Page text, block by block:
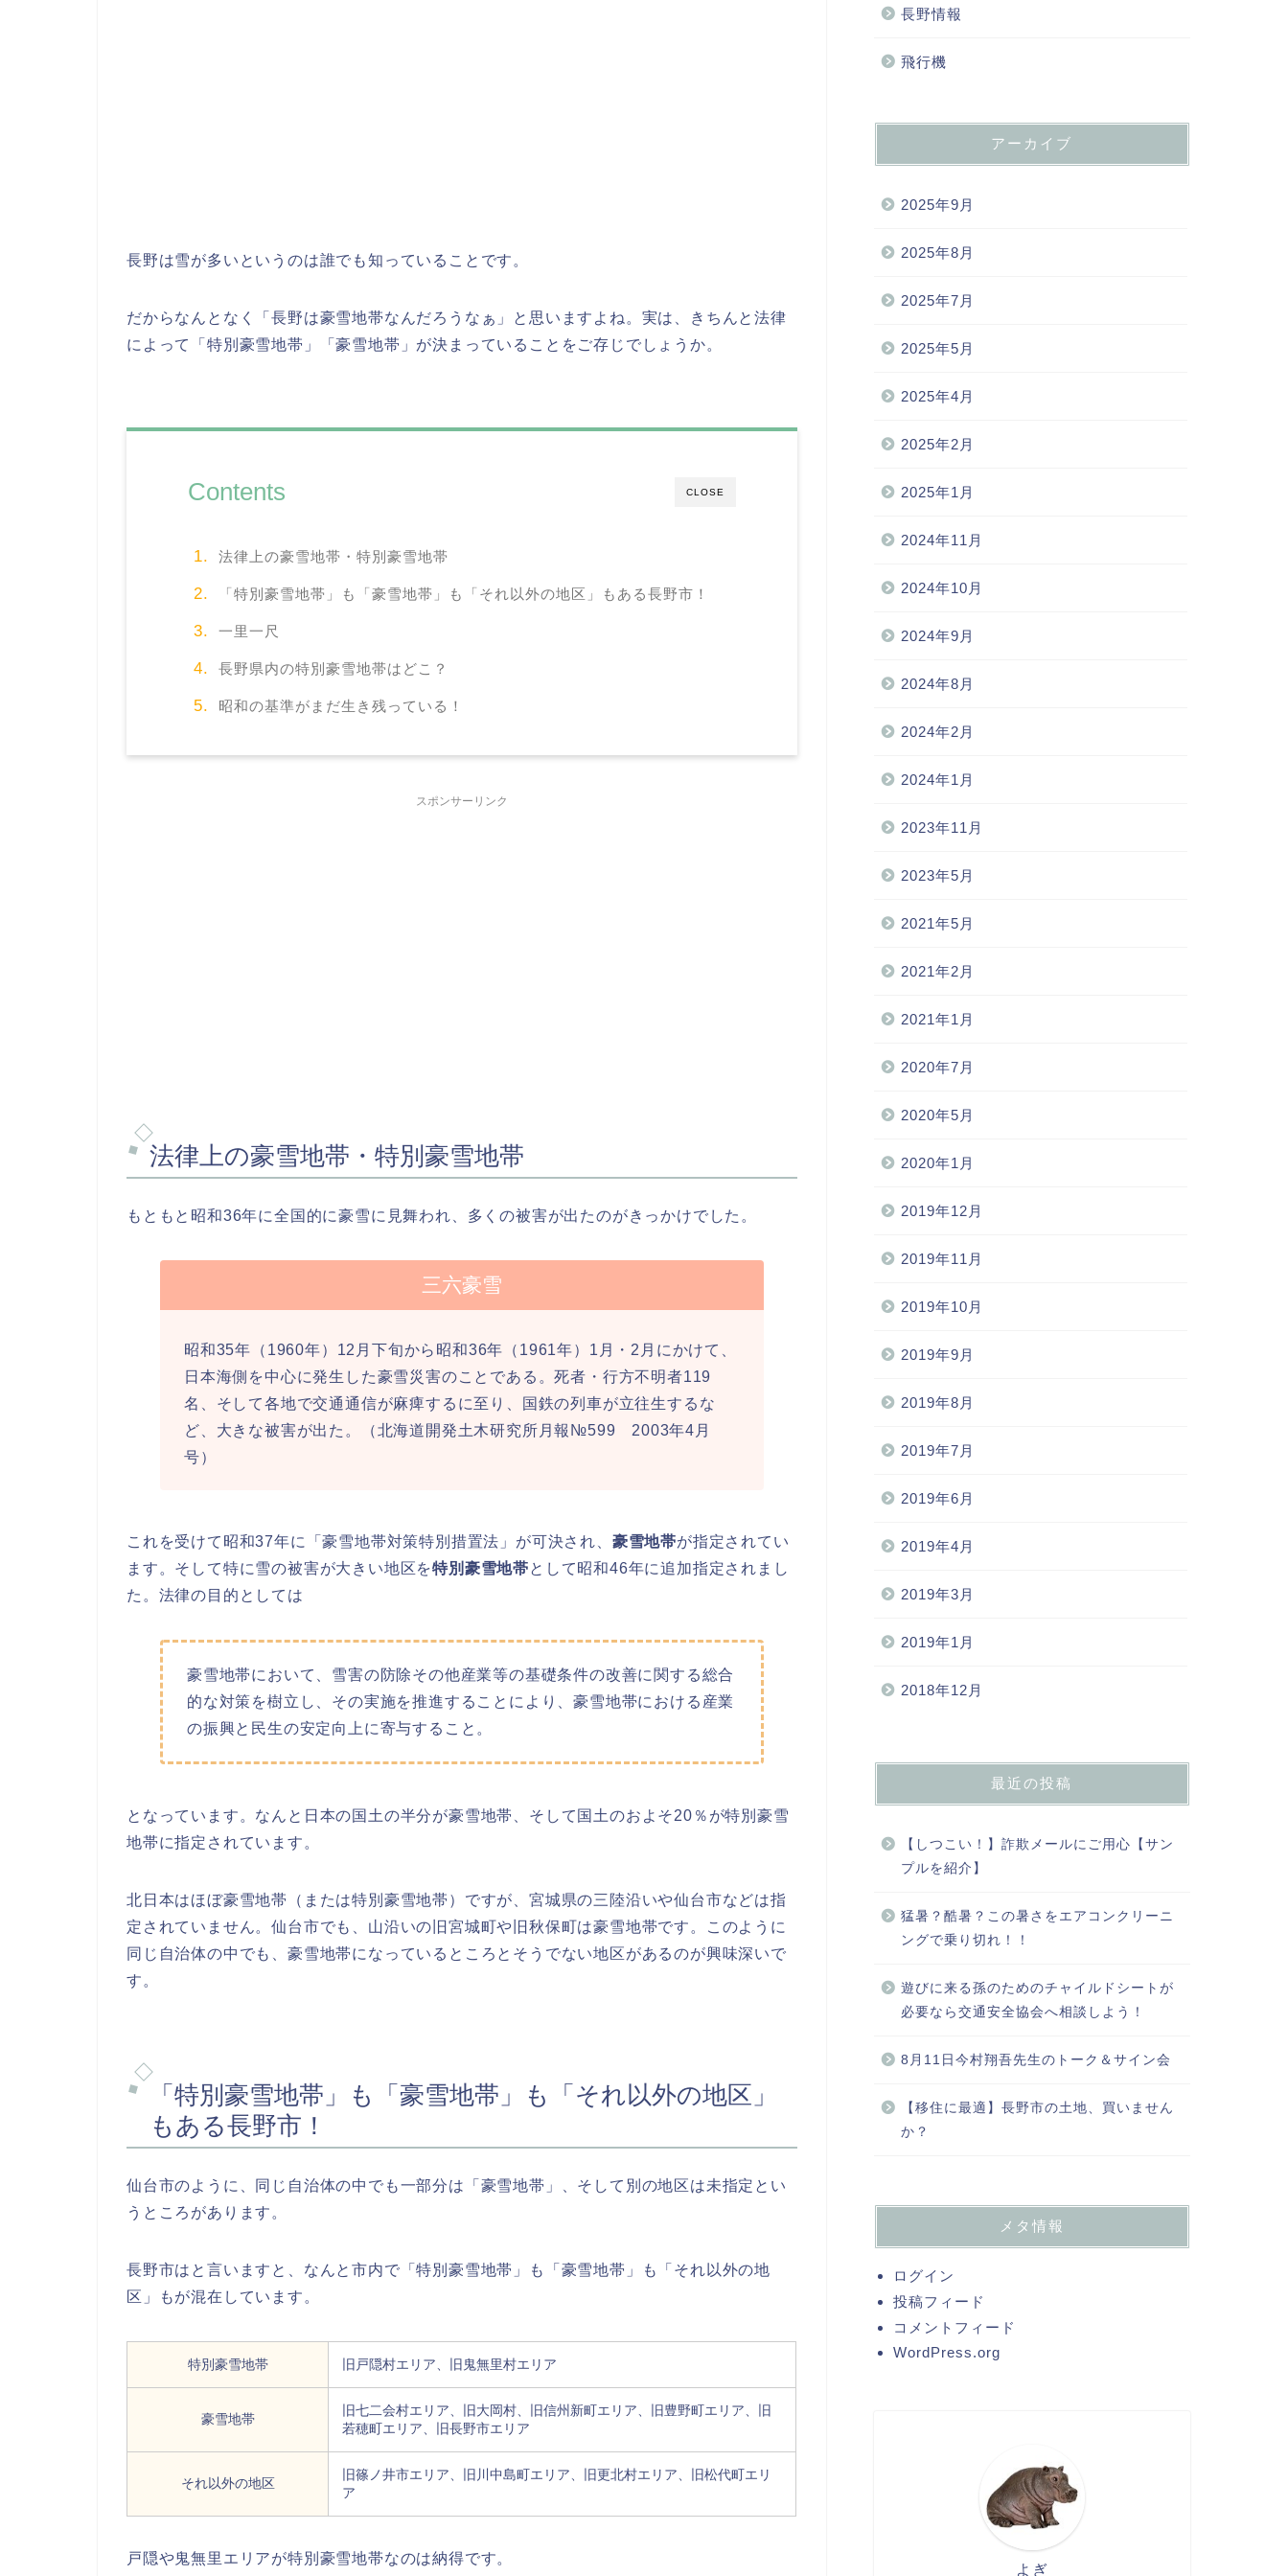
長野は雪が多いというのは誰でも知っていることです。
だからなんとなく「長野は豪雪地帯なんだろうなぁ」と思いますよね。実は、きちんと法律
によって「特別豪雪地帯」「豪雪地帯」が決まっていることをご存じでしょうか。
CLOSE
Contents
法律上の豪雪地帯・特別豪雪地帯
「特別豪雪地帯」も「豪雪地帯」も「それ以外の地区」もある長野市！
一里一尺
長野県内の特別豪雪地帯はどこ？
昭和の基準がまだ生き残っている！
スポンサーリンク
法律上の豪雪地帯・特別豪雪地帯
もともと昭和36年に全国的に豪雪に見舞われ、多くの被害が出たのがきっかけでした。
三六豪雪
昭和35年（1960年）12月下旬から昭和36年（1961年）1月・2月にかけて、
日本海側を中心に発生した豪雪災害のことである。死者・行方不明者119
名、そして各地で交通通信が麻痺するに至り、国鉄の列車が立往生するな
ど、大きな被害が出た。（北海道開発土木研究所月報№599 2003年4月
号）
これを受けて昭和37年に「豪雪地帯対策特別措置法」が可決され、 豪雪地帯が指定されてい
ます。そして特に雪の被害が大きい地区を特別豪雪地帯として昭和46年に追加指定されまし
た。法律の目的としては
豪雪地帯において、雪害の防除その他産業等の基礎条件の改善に関する総合
的な対策を樹立し、その実施を推進することにより、豪雪地帯における産業
の振興と民生の安定向上に寄与すること。
となっています。なんと日本の国土の半分が豪雪地帯、そして国土のおよそ20％が特別豪雪
地帯に指定されています。
北日本はほぼ豪雪地帯（または特別豪雪地帯）ですが、宮城県の三陸沿いや仙台市などは指
定されていません。仙台市でも、山沿いの旧宮城町や旧秋保町は豪雪地帯です。このように
同じ自治体の中でも、豪雪地帯になっているところとそうでない地区があるのが興味深いで
す。
「特別豪雪地帯」も「豪雪地帯」も「それ以外の地区」
もある長野市！
仙台市のように、同じ自治体の中でも一部分は「豪雪地帯」、そして別の地区は未指定とい
うところがあります。
長野市はと言いますと、なんと市内で「特別豪雪地帯」も「豪雪地帯」も「それ以外の地
区」もが混在しています。
特別豪雪地帯 旧戸隠村エリア、旧鬼無里村エリア
豪雪地帯
旧七二会村エリア、旧大岡村、旧信州新町エリア、旧豊野町エリア、旧
若穂町エリア、旧長野市エリア
それ以外の地区
旧篠ノ井市エリア、旧川中島町エリア、旧更北村エリア、旧松代町エリ
ア
戸隠や鬼無里エリアが特別豪雪地帯なのは納得です。
長野情報
飛行機
アーカイブ
2025年9月
2025年8月
2025年7月
2025年5月
2025年4月
2025年2月
2025年1月
2024年11月
2024年10月
2024年9月
2024年8月
2024年2月
2024年1月
2023年11月
2023年5月
2021年5月
2021年2月
2021年1月
2020年7月
2020年5月
2020年1月
2019年12月
2019年11月
2019年10月
2019年9月
2019年8月
2019年7月
2019年6月
2019年4月
2019年3月
2019年1月
2018年12月
最近の投稿
【しつこい！】詐欺メールにご用心【サン
プルを紹介】
猛暑？酷暑？この暑さをエアコンクリーニ
ングで乗り切れ！！
遊びに来る孫のためのチャイルドシートが
必要なら交通安全協会へ相談しよう！
8月11日今村翔吾先生のトーク＆サイン会
【移住に最適】長野市の土地、買いません
か？
メタ情報
ログイン
投稿フィード
コメントフィード
WordPress.org
よぎ